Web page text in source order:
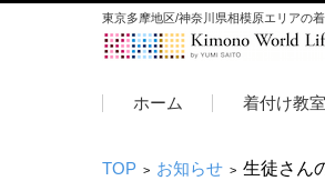
東京多摩地区/神奈川県相模原エリアの
ホーム
着付け教室
TOP > お知らせ > 生徒さん